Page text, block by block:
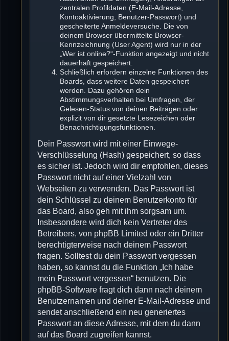
zentralen Profildaten (E-Mail-Adresse,
Kontoaktivierung, Benutzer-Passwort) und
gescheiterte Anmeldeversuche. Die von
deinem Browser übermittelte Browser-
Kennzeichnung (User Agent) wird nur in der
„Wer ist online?“-Funktion angezeigt und nicht
dauerhaft gespeichert.
Schließlich erfordern einzelne Funktionen des
Boards, dass weitere Daten gespeichert
werden. Dazu gehören dein
Abstimmungsverhalten bei Umfragen, der
Gelesen-Status von deinen Beiträgen oder
explizit von dir gesetzte Lesezeichen oder
Benachrichtigungsfunktionen.
Dein Passwort wird mit einer Einwege-
Verschlüsselung (Hash) gespeichert, so dass
es sicher ist. Jedoch wird dir empfohlen, dieses
Passwort nicht auf einer Vielzahl von
Webseiten zu verwenden. Das Passwort ist
dein Schlüssel zu deinem Benutzerkonto für
das Board, also geh mit ihm sorgsam um.
Insbesondere wird dich kein Vertreter des
Betreibers, von phpBB Limited oder ein Dritter
berechtigterweise nach deinem Passwort
fragen. Solltest du dein Passwort vergessen
haben, so kannst du die Funktion „Ich habe
mein Passwort vergessen“ benutzen. Die
phpBB-Software fragt dich dann nach deinem
Benutzernamen und deiner E-Mail-Adresse und
sendet anschließend ein neu generiertes
Passwort an diese Adresse, mit dem du dann
auf das Board zugreifen kannst.